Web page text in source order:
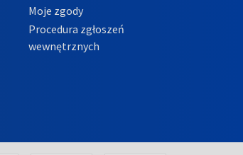
Moje zgody
Procedura zgłoszeń
wewnętrznych